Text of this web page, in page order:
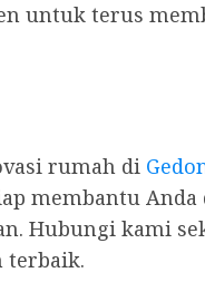
untuk terus
rumah di
membantu
Hubungi kami
terbaik.